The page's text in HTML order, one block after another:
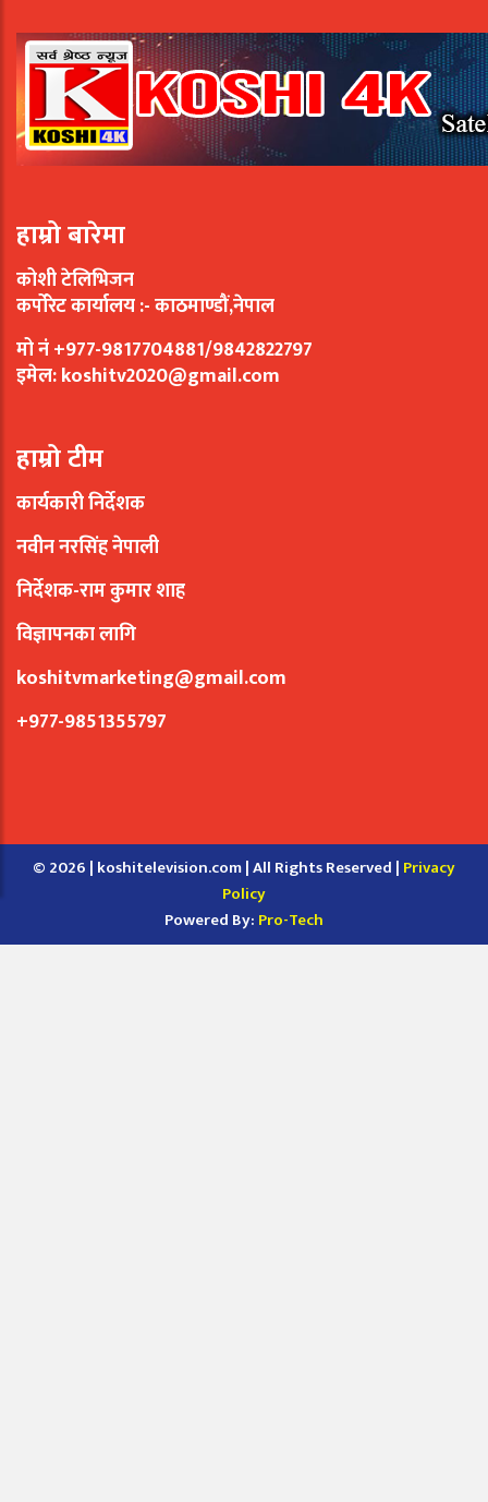
हाम्रो बारेमा
कोशी टेलिभिजन
कर्पोरेट कार्यालय :- काठमाण्डौं,नेपाल
मो नं +977-9817704881/9842822797
इमेल:koshitv2020@gmail.com
हाम्रो टीम
कार्यकारी निर्देशक
नवीन नरसिंह नेपाली
निर्देशक-राम कुमार शाह
विज्ञापनका लागि
koshitvmarketing@gmail.com
+977-9851355797
© 2026 | koshitelevision.com | All Rights Reserved | Privacy
Policy
Powered By: Pro-Tech